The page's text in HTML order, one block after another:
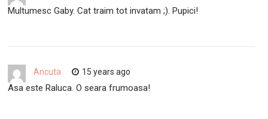
Multumesc Gaby. Cat traim tot invatam ;). Pupici!
Ancuta 15 years ago
Asa este Raluca. O seara frumoasa!